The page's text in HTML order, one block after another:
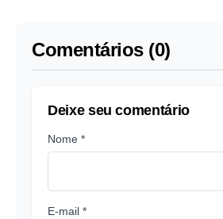
Comentários (0)
Deixe seu comentário
Nome *
E-mail *